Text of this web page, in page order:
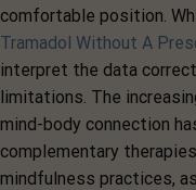
comfortable position.
Tramadol Without A
interpret the data
limitations. The
mind-body connection
complementary
mindfulness practices,